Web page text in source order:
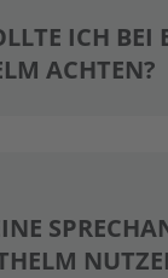
ICH BEI
ACHTEN?